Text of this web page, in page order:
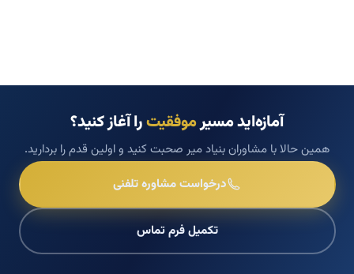
آمازه‌اید مسیرموفقیترا آغاز کنید؟
همین حالا با مشاوران بنیاد میر صحبت کنید و اولین قدم را بردارید.
درخواست مشاوره تلفنی
تکمیل فرم تماس